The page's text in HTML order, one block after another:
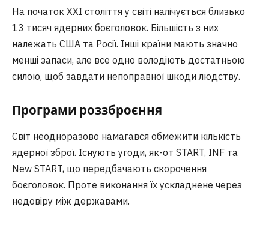
На початок XXI століття у світі налічується близько
13 тисяч ядерних боєголовок. Більшість з них
належать США та Росії. Інші країни мають значно
менші запаси, але все одно володіють достатньою
силою, щоб завдати непоправної шкоди людству.
Програми роззброєння
Світ неодноразово намагався обмежити кількість
ядерної зброї. Існують угоди, як-от START, INF та
New START, що передбачають скорочення
боєголовок. Проте виконання їх ускладнене через
недовіру між державами.